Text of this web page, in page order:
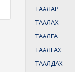
ТААЛАР
ТААЛАХ
ТААЛГА
ТААЛГАХ
ТААЛДАХ